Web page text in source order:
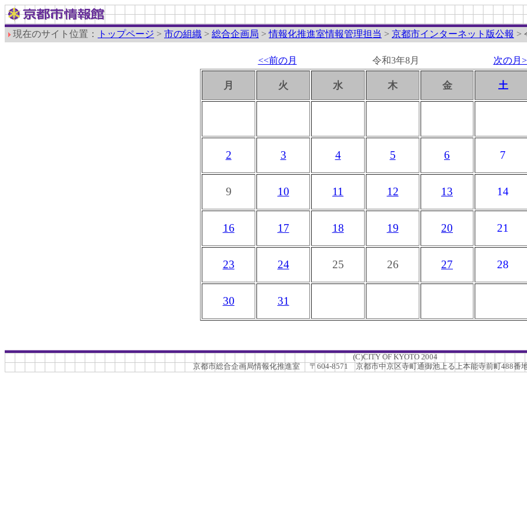
現在のサイト位置： トップページ > 市の組織 > 総合企画局 >情報化推進室情報管理担当 > 京都市インターネット版公報 >
<<前の月 令和3年8月 次の月
月 火 水 木 金 土
2 3 4 5 6 7
9 10 11 12 13 14
16 17 18 19 20 21
23 24 25 26 27 28
30 31
(C)CITY OF KYOTO 2004
京都市総合企画局情報化推進室 〒604-8571 京都市中京区寺町通御池上る上本能寺前町488番